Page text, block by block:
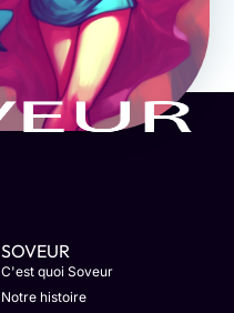
SOVEUR
C'est quoi Soveur
Notre histoire